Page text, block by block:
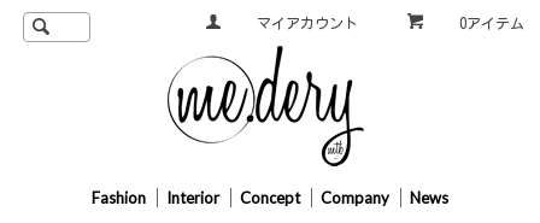
0アイテム
マイアカウント
Fashion Interior Concept Company News